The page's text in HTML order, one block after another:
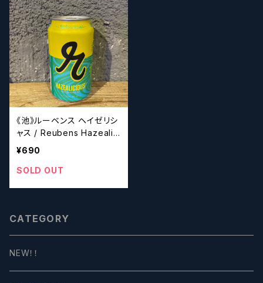
《池》ルーベンス ヘイゼリシ
ャス / Reubens Hazealici
ous 【クラフトビール】
¥690
SOLD OUT
CATEGORY
NEW！！